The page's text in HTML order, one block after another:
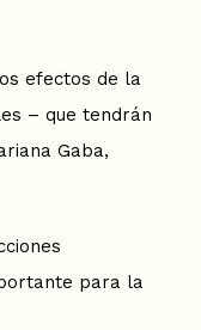
efectos de la
– que tendrán
Gaba,
para la